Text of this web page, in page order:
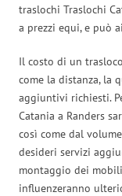
traslochi Traslochi
a prezzi equi, e può
Il costo di un
come la distanza, la
aggiuntivi richiesti.
Catania a Randers
così come dal
desideri servizi
montaggio dei
influenzeranno